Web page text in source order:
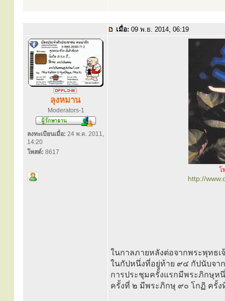
เมื่อ: 09 พ.ย. 2014, 06:19
ลุงหมาน
Moderators-1
ลงทะเบียนเมื่อ: 24 พ.ค. 2011,
14:20
โพสต์: 8617
โ
http://
ในกาลภายหลังต่อจากพระพุทธ
ในกัปหนึ่งที่อยู่ท้าย ๙๔ กัปนับจา
การประชุมครั้งแรกมีพระภิกษุห
ครั้งที่ ๒ มีพระภิกษุ ๙๐ โกฏิ ครั้